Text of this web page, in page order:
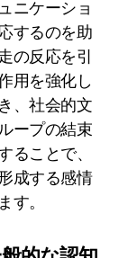
の根底にあ
す。
果たしま
思決定に影
果たしま
ニケーショ
の反応を引